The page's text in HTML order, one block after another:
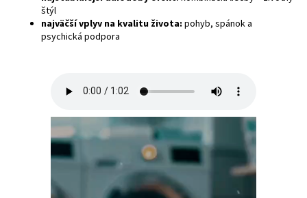
štýl
najväčší vplyv na kvalitu života: pohyb, spánok a
psychická podpora